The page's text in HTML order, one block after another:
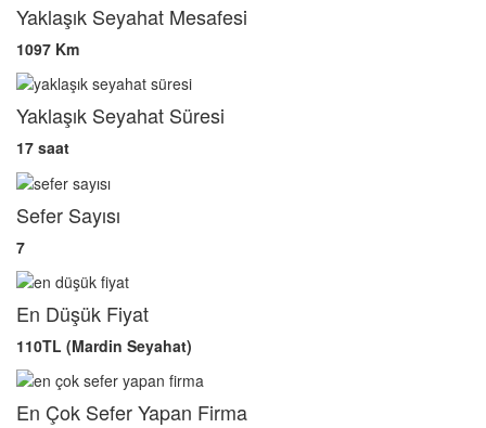
Yaklaşık Seyahat Mesafesi
1097 Km
Yaklaşık Seyahat Süresi
17 saat
Sefer Sayısı
7
En Düşük Fiyat
110TL (Mardin Seyahat)
En Çok Sefer Yapan Firma